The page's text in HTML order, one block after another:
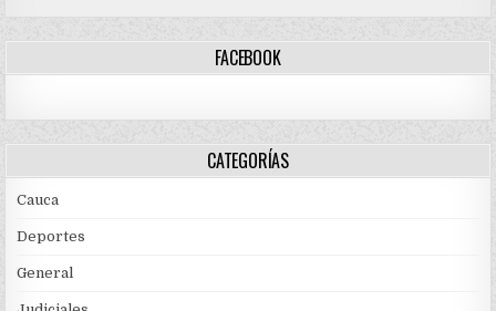
FACEBOOK
CATEGORÍAS
Cauca
Deportes
General